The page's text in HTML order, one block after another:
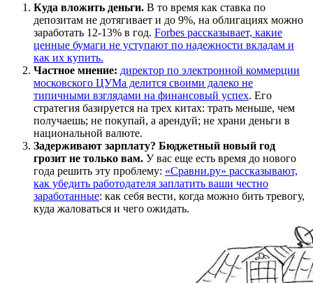
Куда вложить деньги. В то время как ставка по
депозитам не дотягивает и до 9%, на облигациях можно
заработать 12-13% в год. Forbes рассказывает, какие
ценные бумаги не уступают по надежности вкладам и
как их купить.
Частное мнение: директор по электронной коммерции
московского ЦУМа делится своими далеко не
типичными взглядами на финансовый успех. Его
стратегия базируется на трех китах: трать меньше, чем
получаешь; не покупай, а арендуй; не храни деньги в
национальной валюте.
Задерживают зарплату? Бюджетный новый год
грозит не только вам. У вас еще есть время до нового
года решить эту проблему: «Сравни.ру» рассказывают,
как убедить работодателя заплатить ваши честно
заработанные: как себя вести, когда можно бить тревогу,
куда жаловаться и чего ожидать.